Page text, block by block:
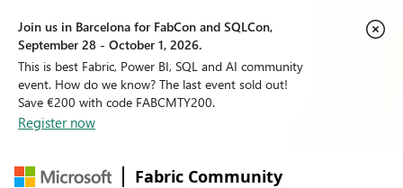
Join us in Barcelona for FabCon and SQLCon,
September 28 - October 1, 2026.
This is best Fabric, Power BI, SQL and AI community
event. How do we know? The last event sold out!
Save €200 with code FABCMTY200.
Register now
Fabric Community